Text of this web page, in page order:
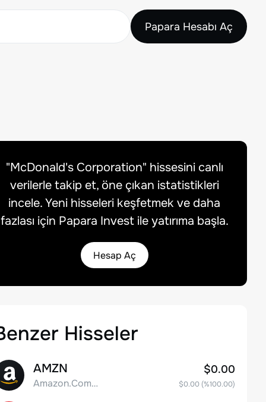
Papara Hesabı Aç
"McDonald's Corporation" hissesini canlı
verilerle takip et, öne çıkan istatistikleri
incele. Yeni hisseleri keşfetmek ve daha
fazlası için Papara Invest ile yatırıma başla.
Hesap Aç
Hisseler
AMZN
Amazon.Com Inc
$0.00
$0.00(%100.00)